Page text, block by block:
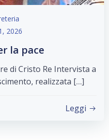
2026
la pace
di Cristo Re Intervista a
realizzata […]
Leggi